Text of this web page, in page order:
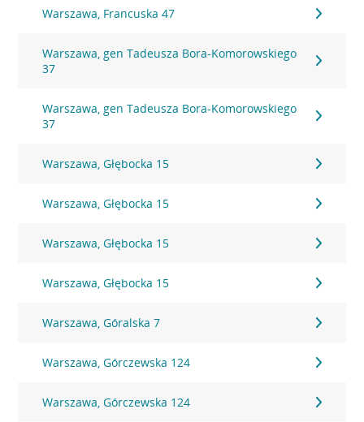
Warszawa, Francuska 47
Warszawa, gen Tadeusza Bora-Komorowskiego
37
Warszawa, gen Tadeusza Bora-Komorowskiego
37
Warszawa, Głębocka 15
Warszawa, Głębocka 15
Warszawa, Głębocka 15
Warszawa, Głębocka 15
Warszawa, Góralska 7
Warszawa, Górczewska 124
Warszawa, Górczewska 124